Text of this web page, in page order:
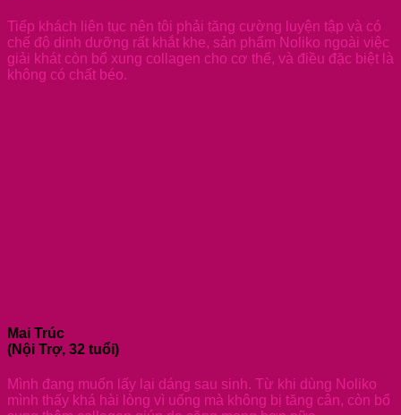
Tiếp khách liên tục nên tôi phải tăng cường luyện tập và có
chế độ dinh dưỡng rất khắt khe, sản phẩm Noliko ngoài việc
giải khát còn bổ xung collagen cho cơ thể, và điều đặc biệt là
không có chất béo.
Mai Trúc
(Nội Trợ, 32 tuổi)
Mình đang muốn lấy lại dáng sau sinh. Từ khi dùng Noliko
mình thấy khá hài lòng vì uống mà không bị tăng cân, còn bổ